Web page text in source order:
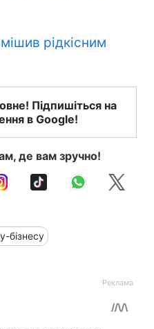
рідкісним
Підпишіться на
в Google!
де вам зручно!
бізнесу